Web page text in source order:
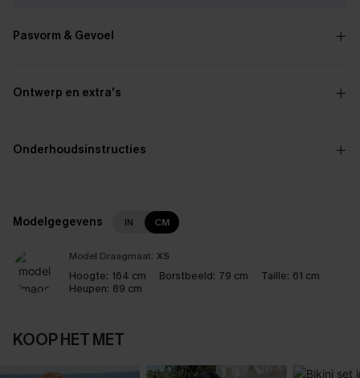
Pasvorm & Gevoel
Ontwerp en extra's
Onderhoudsinstructies
Modelgegevens IN CM
Model Draagmaat: XS
Hoogte: 164 cm Borstbeeld: 79 cm Taille: 61 cm
Heupen: 89 cm
KOOP HET MET